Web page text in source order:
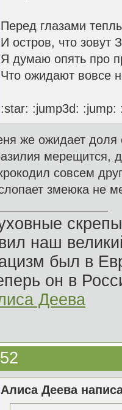
Перед глазами
И остров, что зовут
Я думаю опять про
Что ожидают вовсе
:star: :jump3d: :jump:
же ожидает доля
мерещится,
совсем
змеюка не
наш
был в
он в
Деева
Алиса Деева